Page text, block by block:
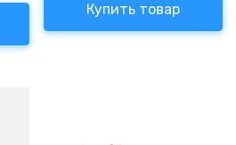
Купить товар